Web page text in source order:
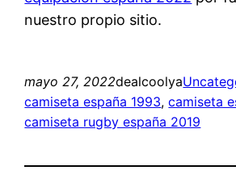
nuestro propio sitio.
mayo 27, 2022dealcoolya
camiseta españa 1993, camiseta
camiseta rugby españa 2019